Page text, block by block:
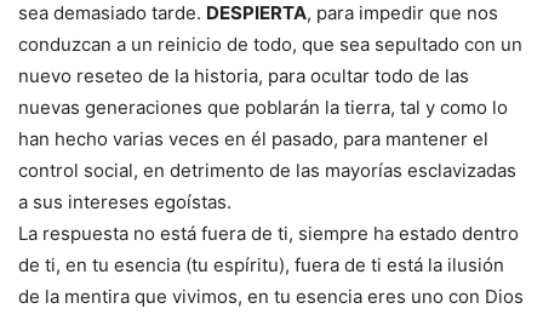
sea demasiado tarde. DESPIERTA, para impedir que nos
conduzcan a un reinicio de todo, que sea sepultado con un
nuevo reseteo de la historia, para ocultar todo de las
nuevas generaciones que poblarán la tierra, tal y como lo
han hecho varias veces en él pasado, para mantener el
control social, en detrimento de las mayorías esclavizadas
a sus intereses egoístas.
La respuesta no está fuera de ti, siempre ha estado dentro
de ti, en tu esencia (tu espíritu), fuera de ti está la ilusión
de la mentira que vivimos, en tu esencia eres uno con Dios